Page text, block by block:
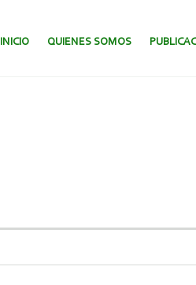
SALTAR AL CONTENIDO.
INICIO QUIENES SOMOS